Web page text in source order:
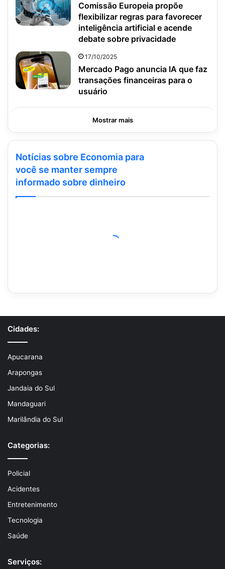
Comissão Europeia propõe
flexibilizar regras para favorecer
inteligência artificial e acende
debate sobre privacidade
17/10/2025
Mercado Pago anuncia IA que faz
transações financeiras para o
usuário
Mostrar mais
Notícias sobre Economia para
você se manter sempre
informado sobre dinheiro
Cidades:
Apucarana
Arapongas
Jandaia do Sul
Mandaguari
Marilândia do Sul
Categorias:
Policial
Acidentes
Entretenimento
Tecnologia
Saúde
Serviços: